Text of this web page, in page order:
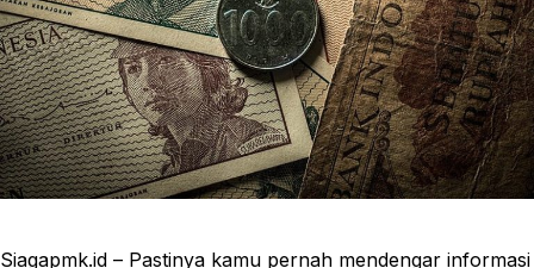
Siagapmk.id – Pastinya kamu pernah mendengar informasi